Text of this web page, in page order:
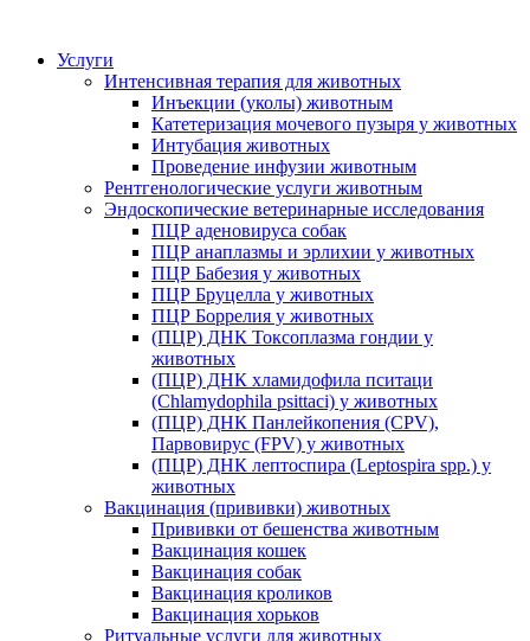
Услуги
Интенсивная терапия для животных
Инъекции (уколы) животным
Катетеризация мочевого пузыря у животных
Интубация животных
Проведение инфузии животным
Рентгенологические услуги животным
Эндоскопические ветеринарные исследования
ПЦР аденовируса собак
ПЦР анаплазмы и эрлихии у животных
ПЦР Бабезия у животных
ПЦР Бруцелла у животных
ПЦР Боррелия у животных
(ПЦР) ДНК Токсоплазма гондии у
животных
(ПЦР) ДНК хламидофила пситаци
(Chlamydophila psittaci) у животных
(ПЦР) ДНК Панлейкопения (CPV),
Парвовирус (FPV) у животных
(ПЦР) ДНК лептоспира (Leptospira spp.) у
животных
Вакцинация (прививки) животных
Прививки от бешенства животным
Вакцинация кошек
Вакцинация собак
Вакцинация кроликов
Вакцинация хорьков
Ритуальные услуги для животных